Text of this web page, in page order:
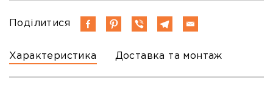
Характеристика Доставка та монтаж
Поділитися